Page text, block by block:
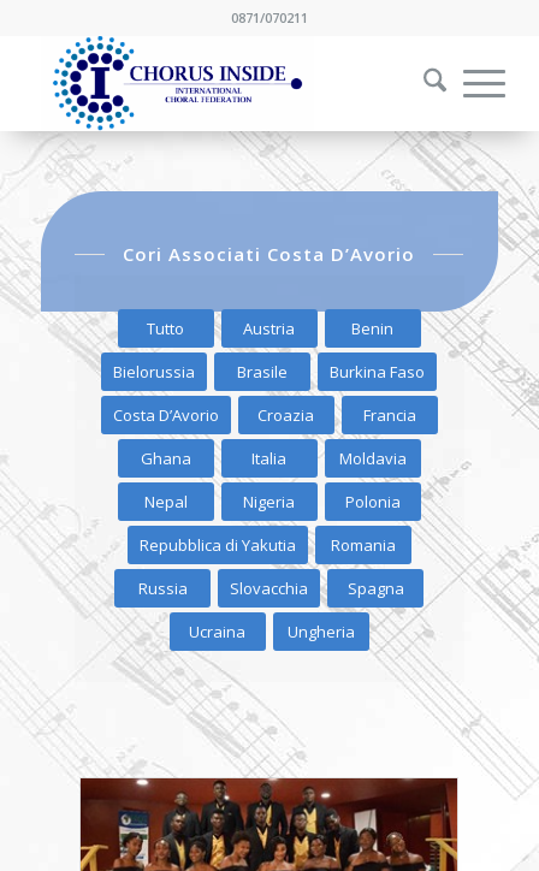
0871/070211
Cori Associati Costa D’Avorio
Tutto Austria
Benin
Bielorussia
Brasile
Burkina Faso
Costa D’Avorio
Croazia
Francia
Ghana
Italia
Moldavia
Nepal
Nigeria
Polonia
Repubblica di Yakutia
Romania
Russia
Slovacchia
Spagna
Ucraina
Ungheria